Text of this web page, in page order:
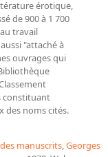
érotique,
de 900 à 1 700
travail
"attaché à
ouvrages qui
constituant
des noms cités.
manuscrits,Georges